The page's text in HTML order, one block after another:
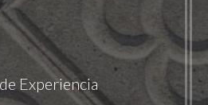
Experiencia